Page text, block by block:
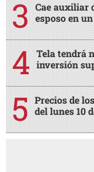
Cae auxiliar
esposo en
Tela tendrá
inversión
Precios de
del lunes 10